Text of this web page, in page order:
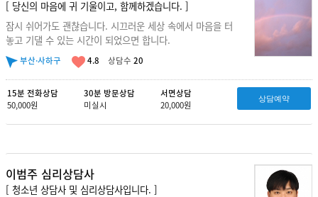
[ 당신의 마음에 귀 기울이고, 함께하겠습니다. ]
잠시 쉬어가도 괜찮습니다. 시끄러운 세상 속에서 마음을 터
놓고 기댈 수 있는 시간이 되었으면 합니다.
부산·사하구 4.8 상담수 20
15분 전화상담
50,000원
30분 방문상담
미실시
서면상담
20,000원
상담예약
이범주 심리상담사
[ 청소년 상담사 및 심리상담사입니다. ]